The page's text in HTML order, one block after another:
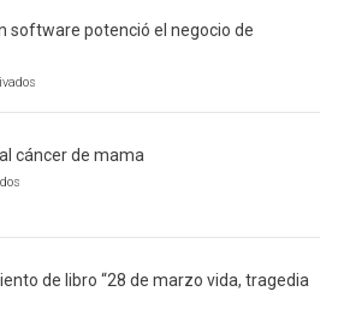
la
técnicas
a
futuros
la
software potenció el negocio de
en
Weinstein:
chileno
negocio
cáncer de mama
en
cinco
en
de libro “28 de marzo vida, tragedia